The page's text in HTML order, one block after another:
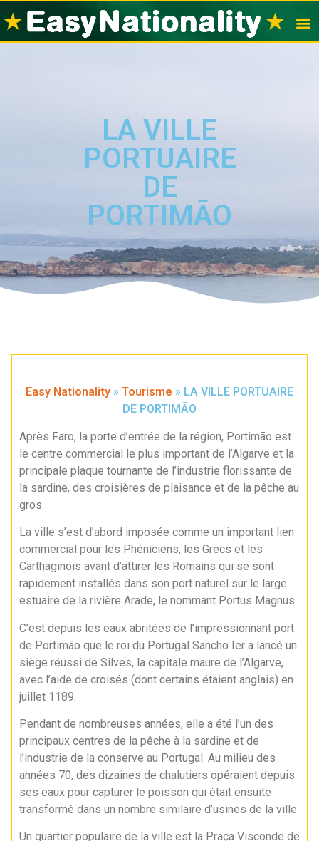
LA VILLE
PORTUAIRE
DE
PORTIMÃO
Easy Nationality » Tourisme » LA VILLE PORTUAIRE
DE PORTIMÃO
Après Faro, la porte d’entrée de la région, Portimão est
le centre commercial le plus important de l’Algarve et la
principale plaque tournante de l’industrie florissante de
la sardine, des croisières de plaisance et de la pêche au
gros.
La ville s’est d’abord imposée comme un important lien
commercial pour les Phéniciens, les Grecs et les
Carthaginois avant d’attirer les Romains qui se sont
rapidement installés dans son port naturel sur le large
estuaire de la rivière Arade, le nommant Portus Magnus.
C’est depuis les eaux abritées de l’impressionnant port
de Portimão que le roi du Portugal Sancho Ier a lancé un
siège réussi de Silves, la capitale maure de l’Algarve,
avec l’aide de croisés (dont certains étaient anglais) en
juillet 1189.
Pendant de nombreuses années, elle a été l’un des
principaux centres de la pêche à la sardine et de
l’industrie de la conserve au Portugal. Au milieu des
années 70, des dizaines de chalutiers opéraient depuis
ses eaux pour capturer le poisson qui était ensuite
transformé dans un nombre similaire d’usines de la ville.
Un quartier populaire de la ville est la Praça Visconde de